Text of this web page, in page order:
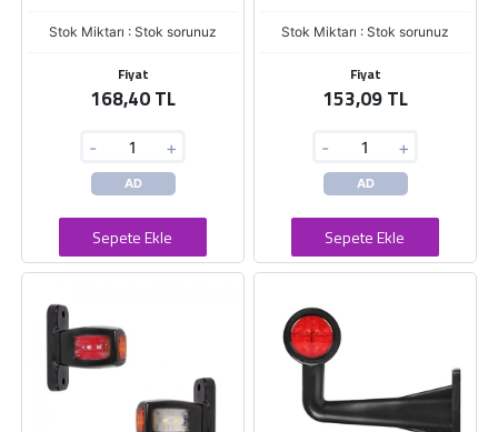
Stok Miktarı : Stok sorunuz
Fiyat
168,40 TL
- +
AD
Sepete Ekle
Stok Miktarı : Stok sorunuz
Fiyat
153,09 TL
- +
AD
Sepete Ekle